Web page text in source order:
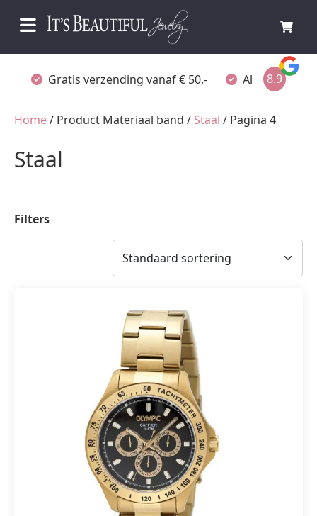
Gratis verzending vanaf € 50,- Altijd verpakt
8.9
Home/ Product Materiaal band / Staal / Pagina 4
Staal
Filters